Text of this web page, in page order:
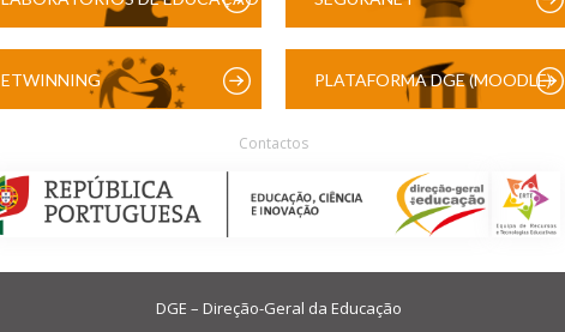
ETWINNING PLATAFORMA DGE (MOODLE)
Contactos
DGE – Direção-Geral da Educação